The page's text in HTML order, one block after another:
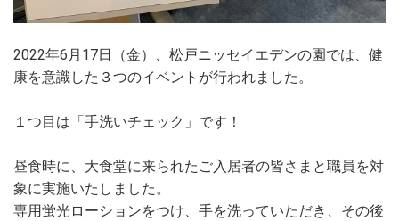
2022年6月17日（金）、松戸ニッセイエデンの園では、健
康を意識した３つのイベントが行われました。
１つ目は「手洗いチェック」です！
昼食時に、大食堂に来られたご入居者の皆さまと職員を対
象に実施いたしました。
専用蛍光ローションをつけ、手を洗っていただき、その後